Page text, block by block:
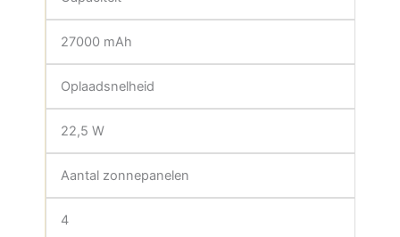
27000 mAh
Oplaadsnelheid
22,5 W
Aantal zonnepanelen
4